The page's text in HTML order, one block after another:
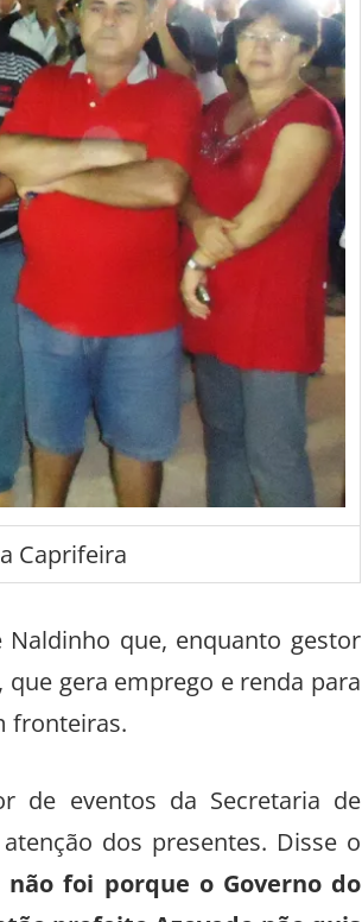
Caprifeira
que, enquanto gestor
gera emprego e renda para
fronteiras.
de eventos da Secretaria de
dos presentes. Disse o
não foi porque o Governo do